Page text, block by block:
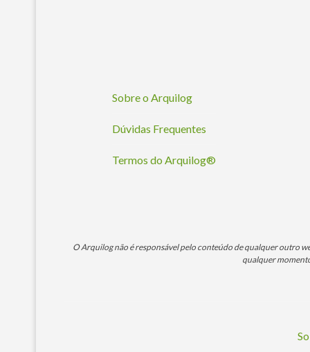
Sobre o Arquilog
Dúvidas Frequentes
Termos do Arquilog®
O Arquilog não é responsável pelo conteúdo de qualquer outro
qualquer